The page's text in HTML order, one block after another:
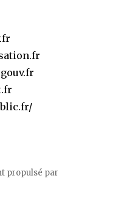
propulsé par